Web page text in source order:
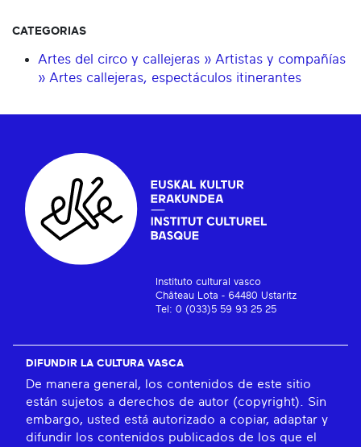
CATEGORIAS
Artes del circo y callejeras » Artistas y compañías
» Artes callejeras, espectáculos itinerantes
Instituto cultural vasco
Château Lota - 64480 Ustaritz
Tel: 0 (033)5 59 93 25 25
DIFUNDIR LA CULTURA VASCA
De manera general, los contenidos de este sitio
están sujetos a derechos de autor (copyright). Sin
embargo, usted está autorizado a copiar, adaptar y
difundir los contenidos publicados de los que el